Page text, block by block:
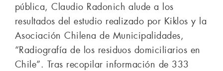
pública, Claudio Radonich alude a los
resultados del estudio realizado por Kiklos y la
Asociación Chilena de Municipalidades,
“Radiografía de los residuos domiciliarios en
Chile”. Tras recopilar información de 333